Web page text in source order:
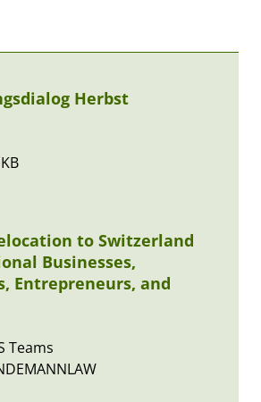
Herbst
to Switzerland
Businesses,
Entrepreneurs, and
Teams